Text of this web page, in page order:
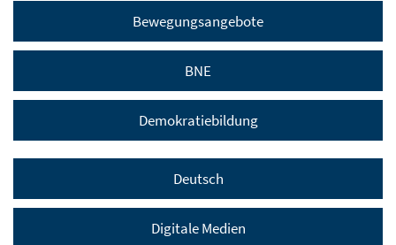
Bewegungsangebote
BNE
Demokratiebildung
Deutsch
Digitale Medien